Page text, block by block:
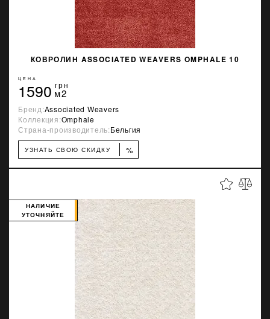
КОВРОЛИН ASSOCIATED WEAVERS OMPHALE 10
ЦЕНА
1590 грн
м2
Бренд:Associated Weavers
Коллекция:Omphale
Страна-производитель:Бельгия
УЗНАТЬ СВОЮ СКИДКУ %
НАЛИЧИЕ
УТОЧНЯЙТЕ